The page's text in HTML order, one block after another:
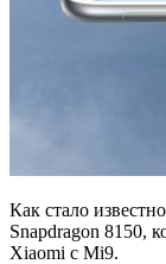
Как стало
Snapdragon 8150,
Xiaomi с Mi9.